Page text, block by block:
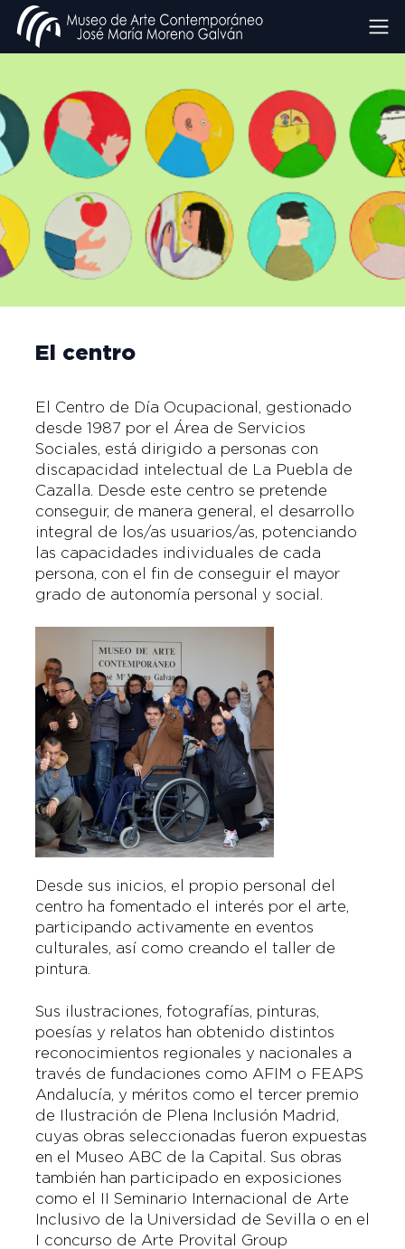
El centro
El Centro de Día Ocupacional, gestionado
desde 1987 por el Área de Servicios
Sociales, está dirigido a personas con
discapacidad intelectual de La Puebla de
Cazalla. Desde este centro se pretende
conseguir, de manera general, el desarrollo
integral de los/as usuarios/as, potenciando
las capacidades individuales de cada
persona, con el fin de conseguir el mayor
grado de autonomía personal y social.
Desde sus inicios, el propio personal del
centro ha fomentado el interés por el arte,
participando activamente en eventos
culturales, así como creando el taller de
pintura.
Sus ilustraciones, fotografías, pinturas,
poesías y relatos han obtenido distintos
reconocimientos regionales y nacionales a
través de fundaciones como AFIM o FEAPS
Andalucía, y méritos como el tercer premio
de Ilustración de Plena Inclusión Madrid,
cuyas obras seleccionadas fueron expuestas
en el Museo ABC de la Capital. Sus obras
también han participado en exposiciones
como el II Seminario Internacional de Arte
Inclusivo de la Universidad de Sevilla o en el
I concurso de Arte Provital Group